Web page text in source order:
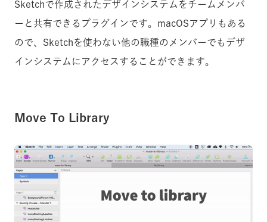
Sketchで作成されたデザインシステムをチームメンバ
ーと共有できるプラグインです。macOSアプリもある
ので、Sketchを使わない他の職種のメンバーでもデザ
インシステムにアクセスすることができます。
Move To Library